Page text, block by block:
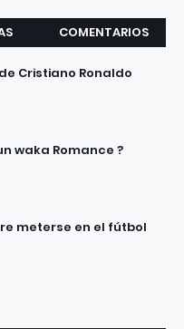
COMENTARIOS
Cristiano Ronaldo
waka Romance ?
meterse en el fútbol